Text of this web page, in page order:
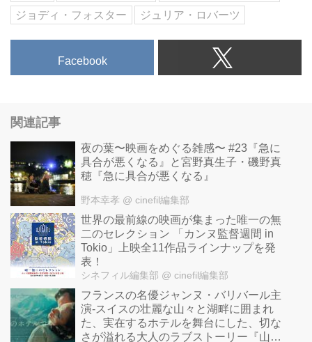
ジョディ・フォスター
ジュリア・ロバーツ
Facebook
関連記事
夜の葉〜映画をめぐる雑感〜 #23『急に
具合が悪くなる』と宮野真生子・磯野真
穂『急に具合が悪くなる』
野本幸孝 @ cinefil編集部
世界の最前線の映画が集まった唯一の無
二のセレクション 「カンヌ監督週間 in
Tokio」上映全11作品ラインナップを発
表！
シネフィル編集部 @ cinefil編集部
フランスの名優ジャンヌ・バリバール主
演-スイスの壮麗な山々と湖畔に囲まれ
た、実在するホテルを舞台にした、切な
さが溢れる大人のラブストーリー『山逢